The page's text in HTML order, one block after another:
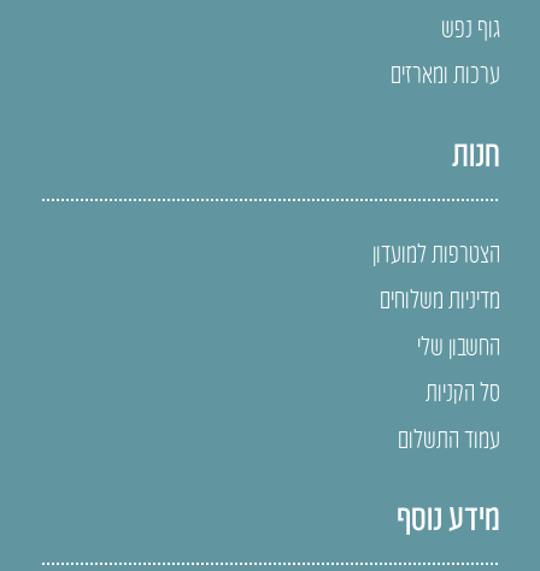
גוף נפש
ערכות ומארזים
חנות
הצטרפות למועדון
מדיניות משלוחים
החשבון שלי
סל הקניות
עמוד התשלום
מידע נוסף